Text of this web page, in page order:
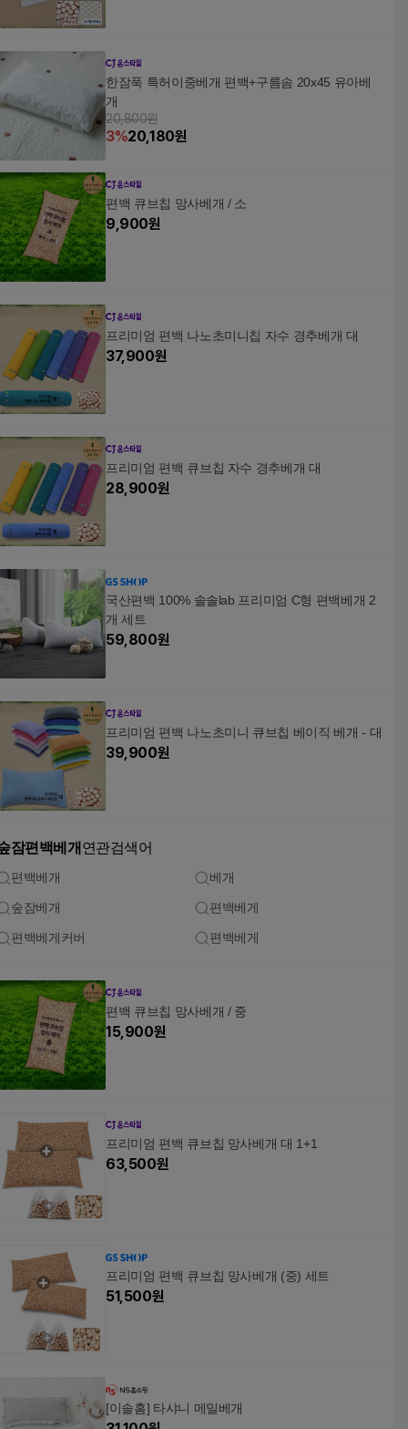
한잠푹 특허이중베개 편백+구름솜 20x45 유아베
개
20,800원
3%20,180원
편백 큐브칩 망사베개 / 소
9,900원
프리미엄 편백 나노초미니칩 자수 경추베개 대
37,900원
프리미엄 편백 큐브칩 자수 경추베개 대
28,900원
국산편백 100% 솔솔lab 프리미엄 C형 편백베개 2
개 세트
59,800원
프리미엄 편백 나노초미니 큐브칩 베이직 베개 - 대
39,900원
잠편백베개 연관검색어
편백베개 베개
숲잠베개 편백베게
편백베게커버 편백베게
편백 큐브칩 망사베개 / 중
15,900원
프리미엄 편백 큐브칩 망사베개 대 1+1
63,500원
프리미엄 편백 큐브칩 망사베개 (중) 세트
51,500원
[이솔홈] 타샤니 메밀베개